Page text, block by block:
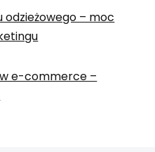
odzieżowego – moc
e-commerce –